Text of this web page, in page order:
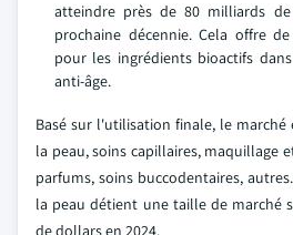
atteindre près de 80 milliards
prochaine décennie. Cela offre
pour les ingrédients bioactifs
anti-âge.
Basé sur l'utilisation finale, le marché
la peau, soins capillaires, maquillage
parfums, soins buccodentaires,
la peau détient une taille de marché
de dollars en 2024.